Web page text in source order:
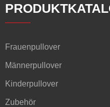
Frauenpullover
Männerpullover
Kinderpullover
Zubehör